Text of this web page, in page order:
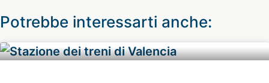
Potrebbe interessarti anche: